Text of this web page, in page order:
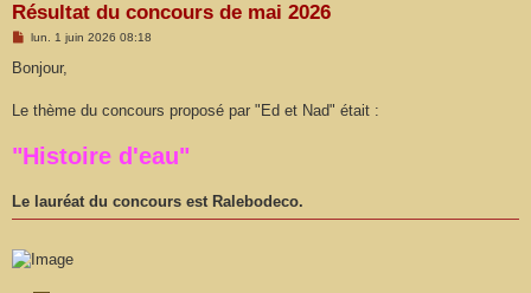
Résultat du concours de mai 2026
M
s
g
lun. 1 juin 2026 08:18
Bonjour,
Le thème du concours proposé par "Ed et Nad" était :
"Histoire d'eau"
Le lauréat du concours est Ralebodeco.